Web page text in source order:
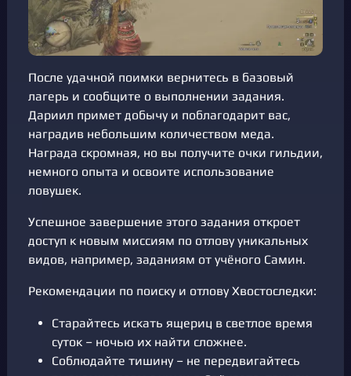
После удачной поимки вернитесь в базовый
лагерь и сообщите о выполнении задания.
Дариил примет добычу и поблагодарит вас,
наградив небольшим количеством меда.
Награда скромная, но вы получите очки гильдии,
немного опыта и освоите использование
ловушек.
Успешное завершение этого задания откроет
доступ к новым миссиям по отлову уникальных
видов, например, заданиям от учёного Самин.
Рекомендации по поиску и отлову Хвостоследки:
Старайтесь искать ящериц в светлое время
суток – ночью их найти сложнее.
Соблюдайте тишину – не передвигайтесь